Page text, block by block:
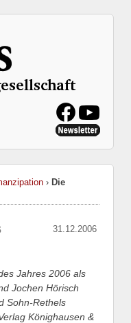
› Die
31.12.2006
Jahres 2006 als
Jochen Hörisch
Sohn-Rethels
Könighausen &